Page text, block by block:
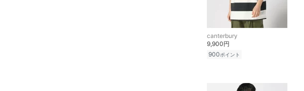
canterbury
9,900円
900ポイント